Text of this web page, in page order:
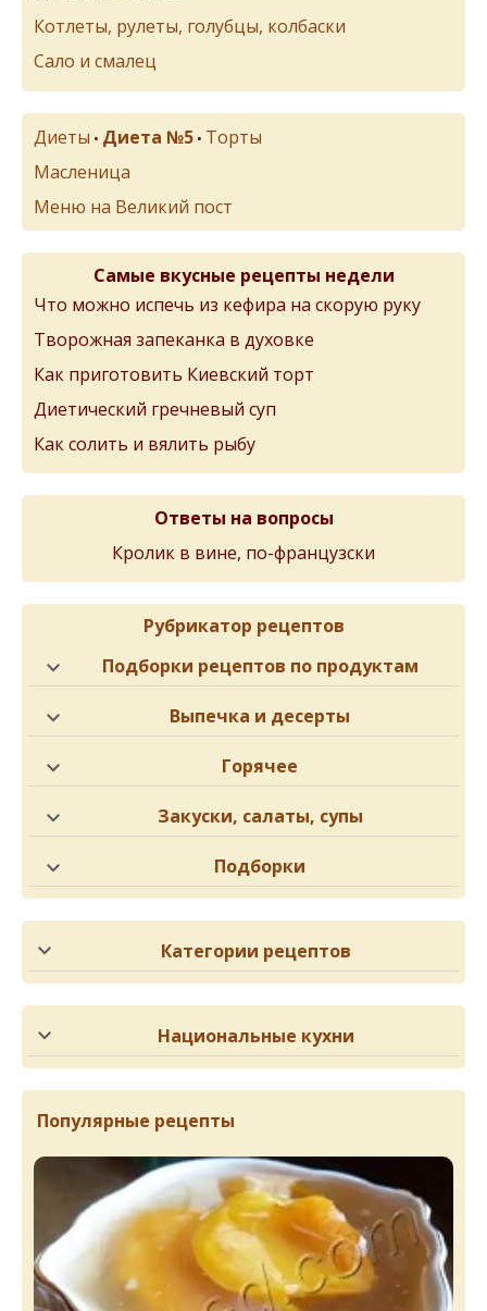
Котлеты, рулеты, голубцы, колбаски
Сало и смалец
Диеты • Диета №5 • Торты
Масленица
Меню на Великий пост
Самые вкусные рецепты недели
Что можно испечь из кефира на скорую руку
Творожная запеканка в духовке
Как приготовить Киевский торт
Диетический гречневый суп
Как солить и вялить рыбу
Ответы на вопросы
Кролик в вине, по-французски
Рубрикатор рецептов
Подборки рецептов по продуктам
Выпечка и десерты
Горячее
Закуски, салаты, супы
Подборки
Категории рецептов
Национальные кухни
Популярные рецепты